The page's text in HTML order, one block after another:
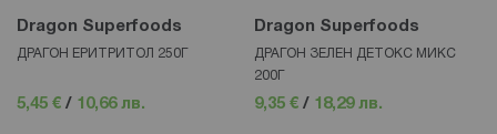
Dragon Superfoods
ДРАГОН ЕРИТРИТОЛ 250Г
5,45 € / 10,66 лв.
Dragon Superfoods
ДРАГОН ЗЕЛЕН ДЕТОКС МИКС
200Г
9,35 € / 18,29 лв.